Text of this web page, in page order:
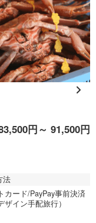
xt
円～ 91,500円
法
カード/PayPay事前決済
ザイン手配旅行）